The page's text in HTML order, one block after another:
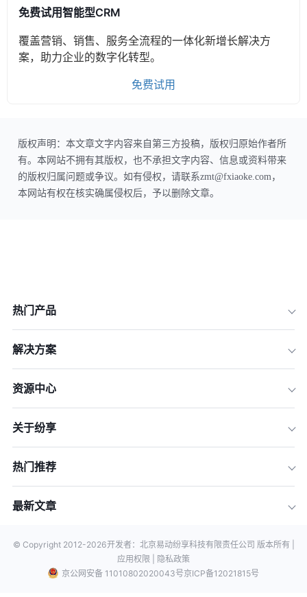
免费试用智能型CRM
覆盖营销、销售、服务全流程的一体化新增长解决方
案，助力企业的数字化转型。
免费试用
版权声明：本文章文字内容来自第三方投稿，版权归原始作者所
有。本网站不拥有其版权，也不承担文字内容、信息或资料带来
的版权归属问题或争议。如有侵权，请联系zmt@fxiaoke.com，
本网站有权在核实确属侵权后，予以删除文章。
热门产品
解决方案
资源中心
关于纷享
热门推荐
最新文章
© Copyright 2012-2026开发者：北京易动纷享科技有限责任公司 版本所有 |
应用权限 |
隐私政策
京公网安备 11010802020043号京ICP备12021815号